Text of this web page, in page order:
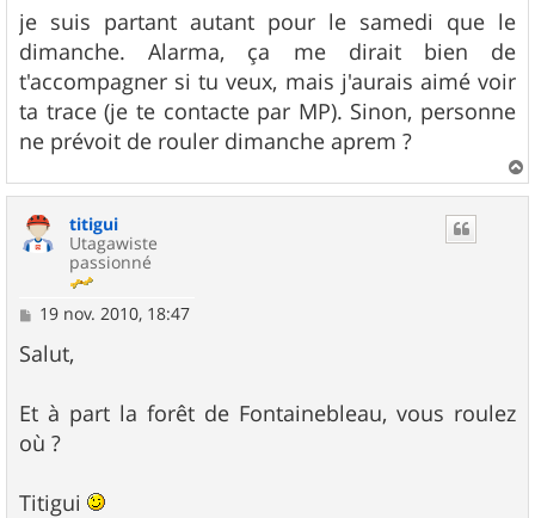
je suis partant autant pour le samedi que le
dimanche. Alarma, ça me dirait bien de
t'accompagner si tu veux, mais j'aurais aimé voir
ta trace (je te contacte par MP). Sinon, personne
ne prévoit de rouler dimanche aprem ?
a
titigui
Utagawiste
passionné
M
s
s
g
e
19 nov. 2010, 18:47
Salut,
Et à part la forêt de Fontainebleau, vous roulez
où ?
Titigui